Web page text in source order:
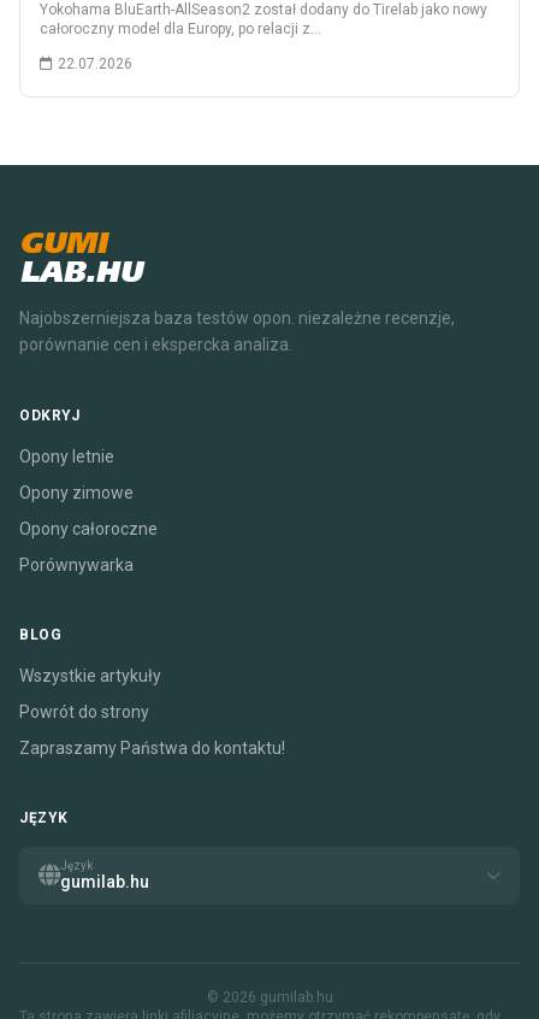
Yokohama BluEarth-AllSeason2 został dodany do Tirelab jako nowy
całoroczny model dla Europy, po relacji z…
22.07.2026
GUMI
LAB.HU
Najobszerniejsza baza testów opon. niezależne recenzje,
porównanie cen i ekspercka analiza.
ODKRYJ
Opony letnie
Opony zimowe
Opony całoroczne
Porównywarka
BLOG
Wszystkie artykuły
Powrót do strony
Zapraszamy Państwa do kontaktu!
JĘZYK
Język
gumilab.hu
© 2026 gumilab.hu